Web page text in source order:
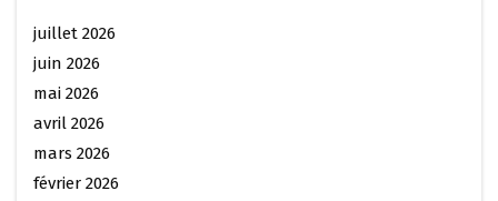
juillet 2026
juin 2026
mai 2026
avril 2026
mars 2026
février 2026